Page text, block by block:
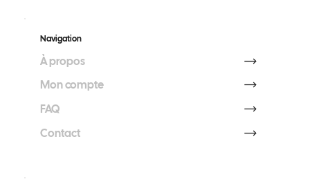
Navigation
À propos
Mon compte
FAQ
Contact